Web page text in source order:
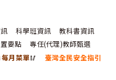
科學班資訊
教科書資訊
要點
專任(代理)教師甄選
每月菜單🥢 臺灣全民安全指引